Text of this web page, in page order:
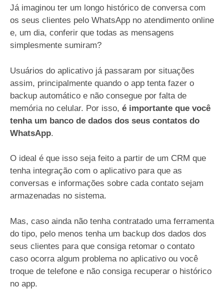
Já imaginou ter um longo histórico de conversa com
os seus clientes pelo WhatsApp no atendimento online
e, um dia, conferir que todas as mensagens
simplesmente sumiram?
Usuários do aplicativo já passaram por situações
assim, principalmente quando o app tenta fazer o
backup automático e não consegue por falta de
memória no celular. Por isso, é importante que você
tenha um banco de dados dos seus contatos do
WhatsApp.
O ideal é que isso seja feito a partir de um CRM que
tenha integração com o aplicativo para que as
conversas e informações sobre cada contato sejam
armazenadas no sistema.
Mas, caso ainda não tenha contratado uma ferramenta
do tipo, pelo menos tenha um backup dos dados dos
seus clientes para que consiga retomar o contato
caso ocorra algum problema no aplicativo ou você
troque de telefone e não consiga recuperar o histórico
no app.